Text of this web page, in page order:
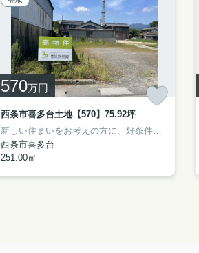
570万円
西条市喜多台土地【570】75.92坪
新しい住まいをお考えの方に、好条件の住宅用地はこちらです。周辺環境の良い売地ですので、土地購入をご検討の方におすすめです。不動産探しは当社のスタッフにお任せください。まずはお気軽にお問い合わせください。
西条市喜多台
251.00㎡